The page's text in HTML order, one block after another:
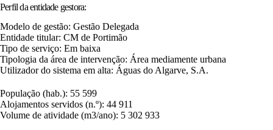
Perfil da entidade gestora:
Modelo de gestão: Gestão Delegada
Entidade titular: CM de Portimão
Tipo de serviço: Em baixa
Tipologia da área de intervenção: Área mediamente urbana
Utilizador do sistema em alta: Águas do Algarve, S.A.
População (hab.): 55 599
Alojamentos servidos (n.º): 44 911
Volume de atividade (m3/ano): 5 302 933